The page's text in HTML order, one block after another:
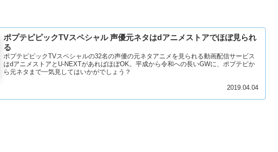
ポプテピピックTVスペシャル 声優元ネタはdアニメストアでほぼ見られ
る
ポプテピピックTVスペシャルの32名の声優の元ネタアニメを見られる動画配信サービス
はdアニメストアとU-NEXTがあればほぼOK。平成から令和への長いGWに、ポプテピか
ら元ネタまで一気見してはいかがでしょう？
2019.04.04